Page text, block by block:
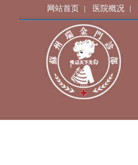
网站首页 | 医院概况 |